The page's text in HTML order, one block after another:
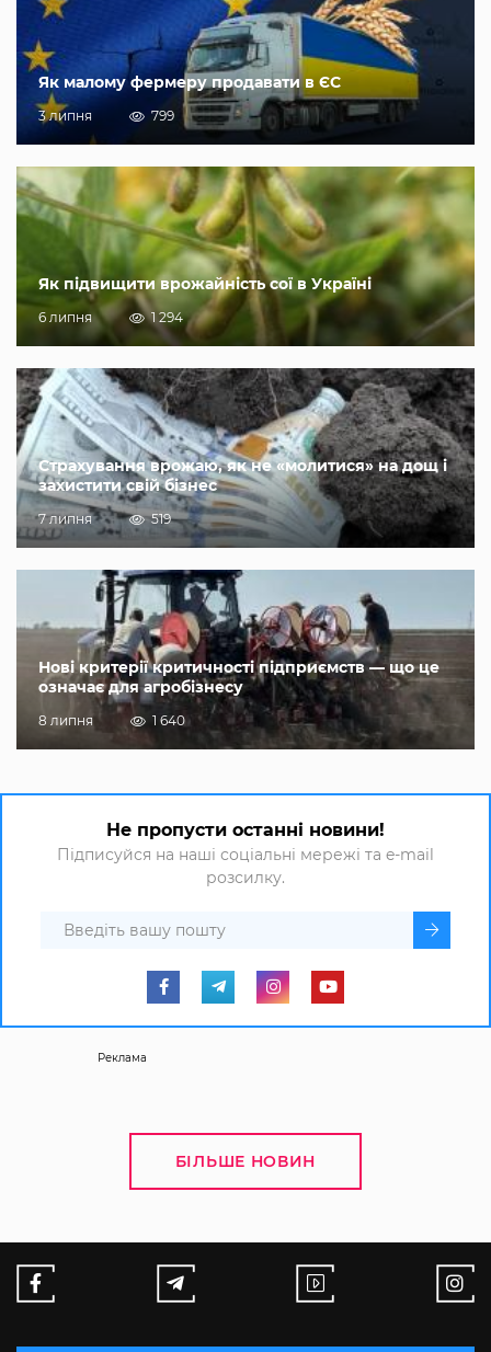
Як малому фермеру продавати в ЄС
3 липня 799
Як підвищити врожайність сої в Україні
6 липня 1 294
Страхування врожаю, як не «молитися» на дощ і
захистити свій бізнес
7 липня 519
Нові критерії критичності підприємств — що це
означає для агробізнесу
8 липня 1 640
Не пропусти останні новини!
Підписуйся на наші соціальні мережі та e-mail
розсилку.
Реклама
БІЛЬШЕ НОВИН